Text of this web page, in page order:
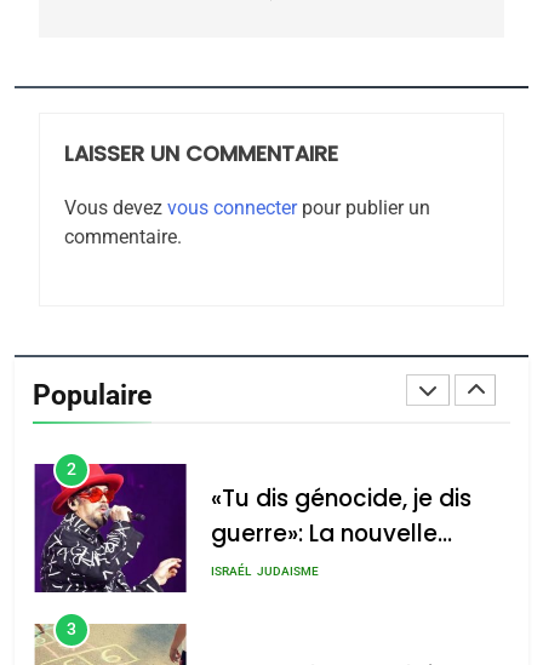
LAISSER UN COMMENTAIRE
Vous devez vous connecterpour publier un
commentaire.
Populaire
JUDAISME
8
Tafraout, le miel de Tadla
2
«Tu dis génocide, je dis
guerre»: La nouvelle
chanson de Boy George
ISRAÉL JUDAISME
3